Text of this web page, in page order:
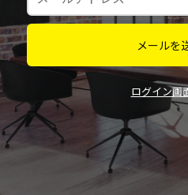
メールを
ログイン画